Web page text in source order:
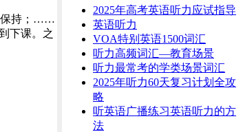
保持；……
下课。之
2025年高考英语听力应试指导
英语听力
VOA特别英语1500词汇
听力高频词汇—教育场景
听力最常考的学类场景词汇
2025年听力60天复习计划全攻
略
听英语广播练习英语听力的方
法